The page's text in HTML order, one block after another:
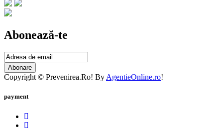
Abonează-te
Abonare
Copyright © Prevenirea.Ro! By AgentieOnline.ro!
payment